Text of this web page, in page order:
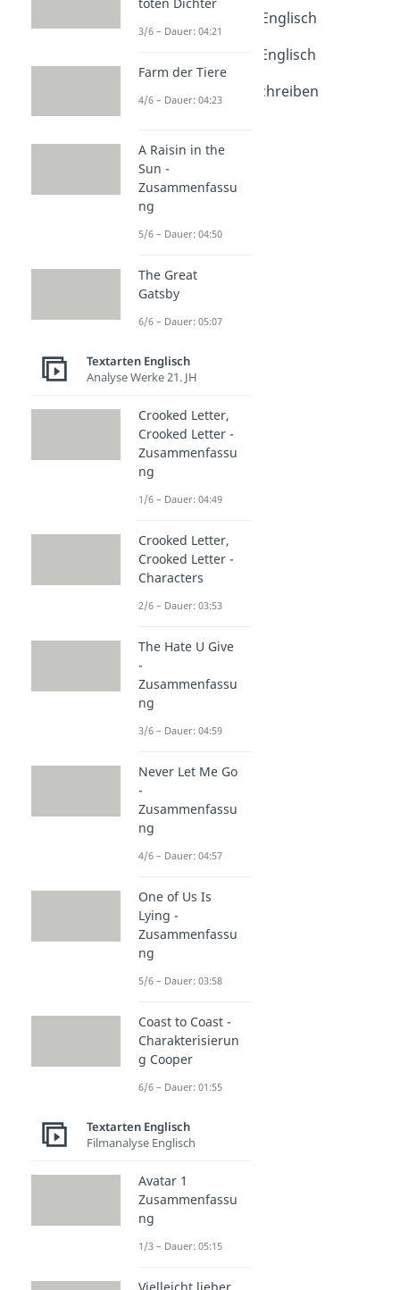
Review schreiben Englisch
Dauer: 04:36
Report schreiben Englisch
Dauer: 04:20
Comprehension schreiben
Dauer: 04:22
3/6 – Dauer: 04:21
Farm der Tiere
4/6 – Dauer: 04:23
A Raisin in the
Sun -
Zusammenfassu
ng
5/6 – Dauer: 04:50
The Great
Gatsby
6/6 – Dauer: 05:07
Textarten Englisch
Analyse Werke 21. JH
Crooked Letter,
Crooked Letter -
Zusammenfassu
ng
1/6 – Dauer: 04:49
Crooked Letter,
Crooked Letter -
Characters
2/6 – Dauer: 03:53
The Hate U Give
-
Zusammenfassu
ng
3/6 – Dauer: 04:59
Never Let Me Go
-
Zusammenfassu
ng
4/6 – Dauer: 04:57
One of Us Is
Lying -
Zusammenfassu
ng
5/6 – Dauer: 03:58
Coast to Coast -
Charakterisierun
g Cooper
6/6 – Dauer: 01:55
Textarten Englisch
Filmanalyse Englisch
Avatar 1
Zusammenfassu
ng
1/3 – Dauer: 05:15